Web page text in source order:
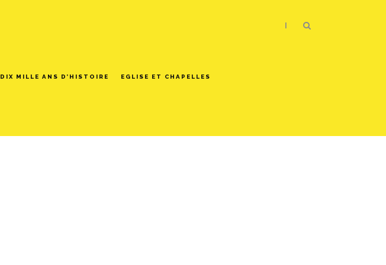
DIX MILLE ANS D’HISTOIRE EGLISE ET CHAPELLES
|